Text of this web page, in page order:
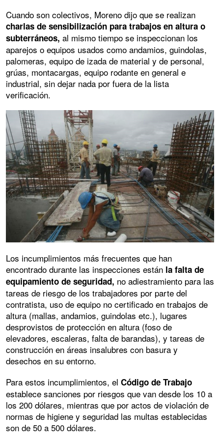
Cuando son colectivos, Moreno dijo que se realizan
charlas de sensibilización para trabajos en altura o
subterráneos, al mismo tiempo se inspeccionan los
aparejos o equipos usados como andamios, guindolas,
palomeras, equipo de izada de material y de personal,
grúas, montacargas, equipo rodante en general e
industrial, sin dejar nada por fuera de la lista
verificación.
Los incumplimientos más frecuentes que han
encontrado durante las inspecciones están la falta de
equipamiento de seguridad, no adiestramiento para las
tareas de riesgo de los trabajadores por parte del
contratista, uso de equipo no certificado en trabajos de
altura (mallas, andamios, guindolas etc.), lugares
desprovistos de protección en altura (foso de
elevadores, escaleras, falta de barandas), y tareas de
construcción en áreas insalubres con basura y
desechos en su entorno.
Para estos incumplimientos, el Código de Trabajo
establece sanciones por riesgos que van desde los 10 a
los 200 dólares, mientras que por actos de violación de
normas de higiene y seguridad las multas establecidas
son de 50 a 500 dólares.